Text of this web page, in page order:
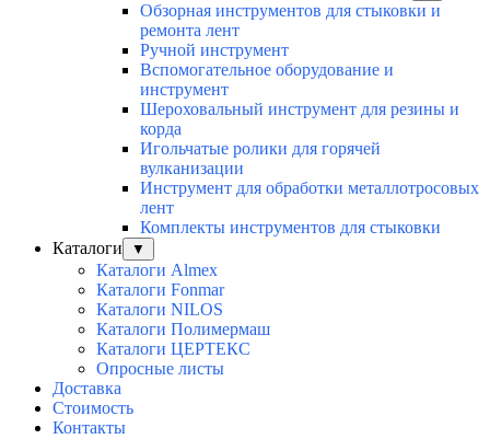
Обзорная инструментов для стыковки и
ремонта лент
Ручной инструмент
Вспомогательное оборудование и
инструмент
Шероховальный инструмент для резины и
корда
Игольчатые ролики для горячей
вулканизации
Инструмент для обработки металлотросовых
лент
Комплекты инструментов для стыковки
Каталоги
▼
Каталоги Almex
Каталоги Fonmar
Каталоги NILOS
Каталоги Полимермаш
Каталоги ЦЕРТЕКС
Опросные листы
Доставка
Стоимость
Контакты